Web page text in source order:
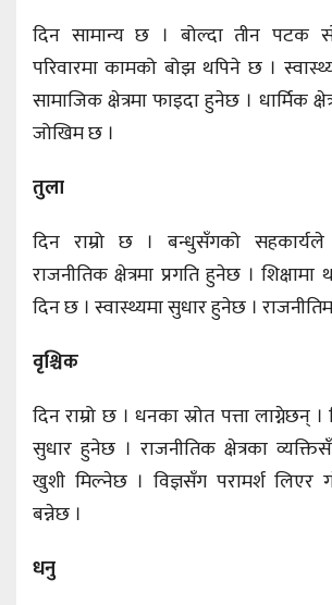
दिन सामान्य छ । बोल्दा तीन पटक
परिवारमा कामको बोझ थपिने छ ।
सामाजिक क्षेत्रमा फाइदा हुनेछ । धार्मिक
जोखिम छ ।
तुला
दिन राम्रो छ । बन्धुसँगको
राजनीतिक क्षेत्रमा प्रगति हुनेछ । शिक्षामा
दिन छ । स्वास्थ्यमा सुधार हुनेछ ।
वृश्चिक
दिन राम्रो छ । धनका स्रोत पत्ता लाग्नेछन् ।
सुधार हुनेछ । राजनीतिक क्षेत्रका
खुशी मिल्नेछ । विज्ञसँग परामर्श
बन्नेछ ।
धनु